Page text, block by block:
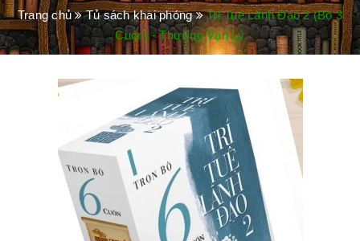
Trang chủ Tủ sách khai phóng
Trí Tuệ Lãnh Đạo 2 (Bộ 3
Cuốn) - Thường Vạn Lý